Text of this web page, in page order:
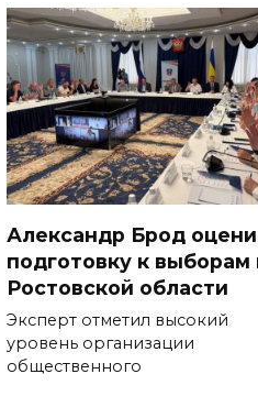
Александр Брод
подготовку к выборам
Ростовской области
Эксперт отметил высокий
уровень организации
общественного